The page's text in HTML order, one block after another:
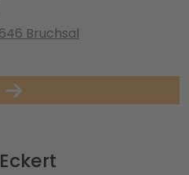
Bruchsal